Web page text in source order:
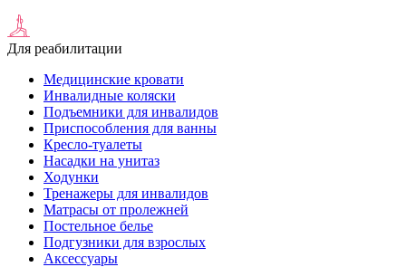
Для реабилитации
Медицинские кровати
Инвалидные коляски
Подъемники для инвалидов
Приспособления для ванны
Кресло-туалеты
Насадки на унитаз
Ходунки
Тренажеры для инвалидов
Матрасы от пролежней
Постельное белье
Подгузники для взрослых
Аксессуары